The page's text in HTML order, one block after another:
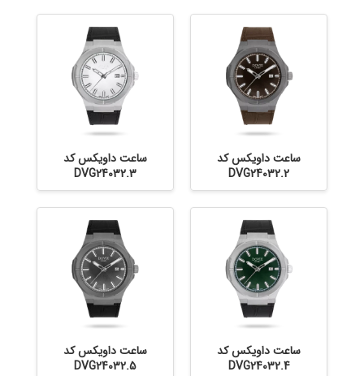
ساعت داویکس کد
DVG24032.2
ساعت داویکس کد
DVG24032.3
ساعت داویکس کد
DVG24032.4
ساعت داویکس کد
DVG24032.5